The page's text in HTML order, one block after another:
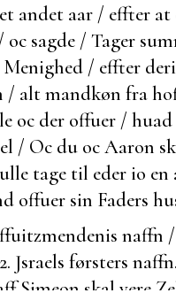
andet aar / effter at
sagde / Tager
Menighed / effter
/ alt mandkøn fra
oc der offuer /
/ Oc du oc Aaron
tage til eder io en
offuer sin Faders
naffn /
Jsraels førsters naffn.
Simeon skal vere